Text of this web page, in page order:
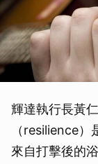
輝達執行長黃
（resilience
來自打擊後的